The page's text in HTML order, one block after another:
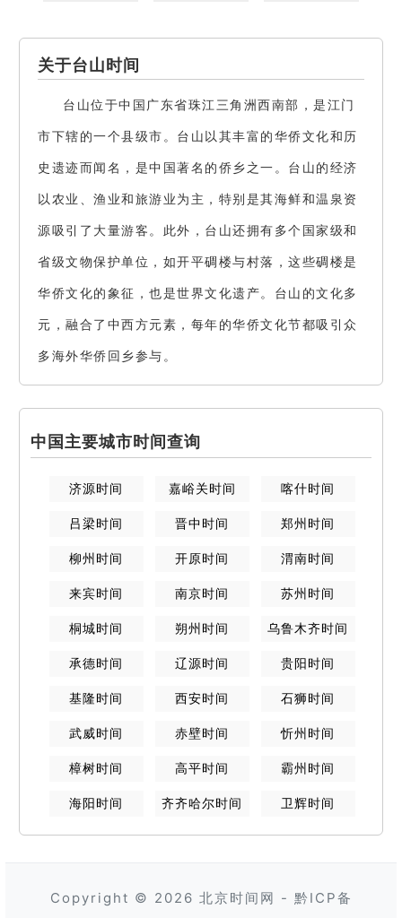
关于台山时间
台山位于中国广东省珠江三角洲西南部，是江门
市下辖的一个县级市。台山以其丰富的华侨文化和历
史遗迹而闻名，是中国著名的侨乡之一。台山的经济
以农业、渔业和旅游业为主，特别是其海鲜和温泉资
源吸引了大量游客。此外，台山还拥有多个国家级和
省级文物保护单位，如开平碉楼与村落，这些碉楼是
华侨文化的象征，也是世界文化遗产。台山的文化多
元，融合了中西方元素，每年的华侨文化节都吸引众
多海外华侨回乡参与。
中国主要城市时间查询
济源时间 嘉峪关时间 喀什时间
吕梁时间 晋中时间 郑州时间
柳州时间 开原时间 渭南时间
来宾时间 南京时间 苏州时间
桐城时间 朔州时间 乌鲁木齐时间
承德时间 辽源时间 贵阳时间
基隆时间 西安时间 石狮时间
武威时间 赤壁时间 忻州时间
樟树时间 高平时间 霸州时间
海阳时间 齐齐哈尔时间 卫辉时间
Copyright © 2026 北京时间网 - 黔ICP备